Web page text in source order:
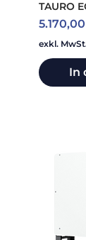
TAURO
Preis
exkl.
In